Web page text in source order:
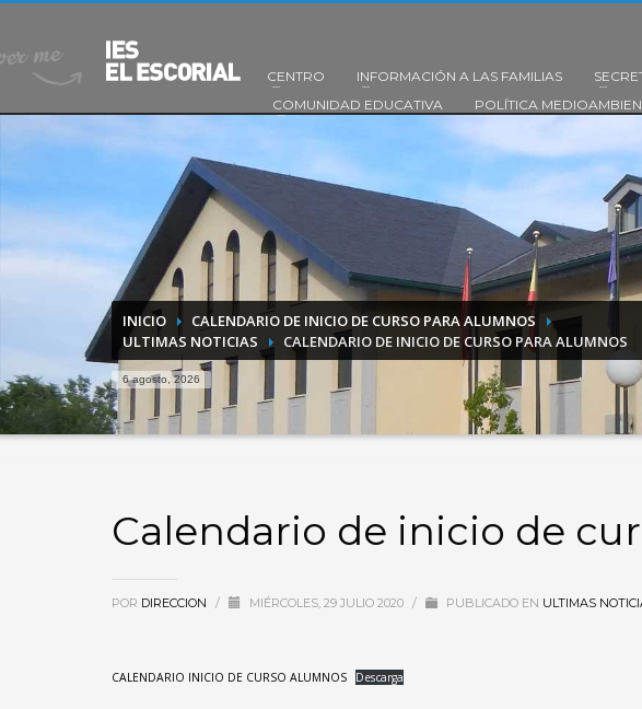
CENTRO INFORMACIÓN A LAS FAMILIAS
COMUNIDAD EDUCATIVA
POLÍTICA
INICIO
CALENDARIO DE INICIO DE CURSO PARA ALUMNOS
ULTIMAS NOTICIAS
CALENDARIO DE INICIO DE CURSO PARA ALUMNOS
6 agosto, 2026
Calendario de inicio de
POR DIRECCION / MIÉRCOLES, 29 JULIO 2020 / PUBLICADO EN ULTIMAS
CALENDARIO INICIO DE CURSO ALUMNOS Descarga